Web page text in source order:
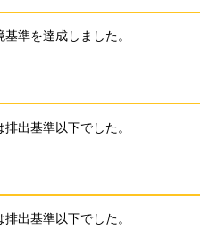
準を達成しました。
出基準以下でした。
出基準以下でした。